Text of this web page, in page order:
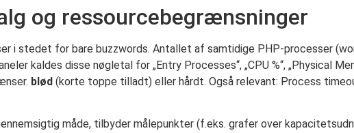
og ressourcebegrænsninger
i stedet for bare buzzwords. Antallet af samtidige PHP-processer
kaldes disse nøgletal for „Entry Processes“, „CPU %“, „Physical
blød (korte toppe tilladt) eller hårdt. Også relevant: Process
måde, tilbyder målepunkter (f.eks. grafer over